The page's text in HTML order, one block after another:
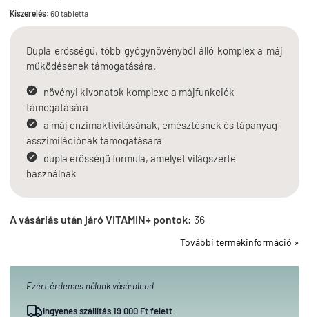
Kiszerelés: 60 tabletta
Dupla erősségű, több gyógynövényből álló komplex a máj
működésének támogatására.
növényi kivonatok komplexe a májfunkciók
támogatására
a máj enzimaktivitásának, emésztésnek és tápanyag-
asszimilációnak támogatására
dupla erősségű formula, amelyet világszerte
használnak
A vásárlás után járó VITAMIN+ pontok: 36
További termékinformáció »
Ezért érdemes nálunk vásárolnod
Ingyenes szállítás 19 000 Ft felett